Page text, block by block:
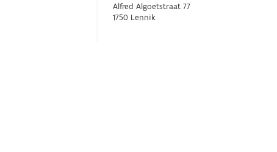
Alfred Algoetstraat 77
1750 Lennik